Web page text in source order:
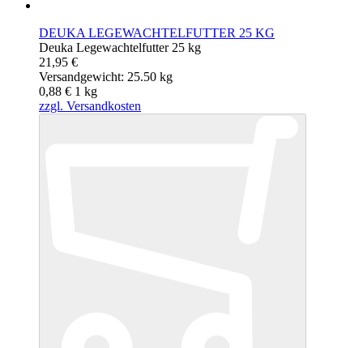
DEUKA LEGEWACHTELFUTTER 25 KG
Deuka Legewachtelfutter 25 kg
21,95 €
Versandgewicht: 25.50 kg
0,88 € 1 kg
zzgl. Versandkosten